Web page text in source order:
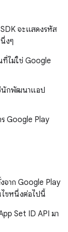
จะแสดงรหัส
งๆ
ที่ไม่ใช่ Google
นักพัฒนาแอป
Google Play
จาก Google Play
ขหนึ่งต่อไปนี้
Set ID API มา